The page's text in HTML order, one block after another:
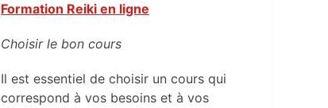
Formation Reiki en ligne
Choisir le bon cours
Il est essentiel de choisir un cours qui
correspond à vos besoins et à vos